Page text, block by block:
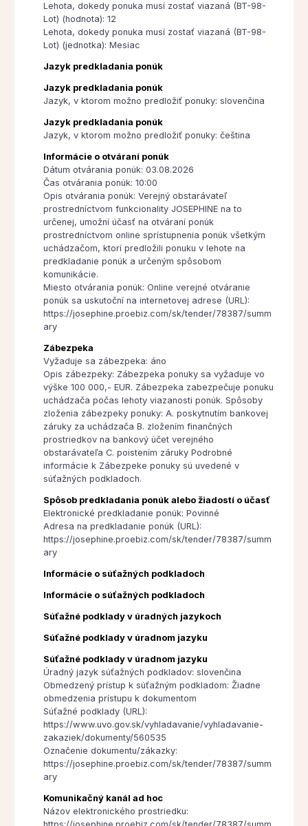
Lehota, dokedy ponuka musí zostať viazaná (BT-98-
Lot) (hodnota): 12
Lehota, dokedy ponuka musí zostať viazaná (BT-98-
Lot) (jednotka): Mesiac
Jazyk predkladania ponúk
Jazyk predkladania ponúk
Jazyk, v ktorom možno predložiť ponuky: slovenčina
Jazyk predkladania ponúk
Jazyk, v ktorom možno predložiť ponuky: čeština
Informácie o otváraní ponúk
Dátum otvárania ponúk: 03.08.2026
Čas otvárania ponúk: 10:00
Opis otvárania ponúk: Verejný obstarávateľ
prostredníctvom funkcionality JOSEPHINE na to
určenej, umožní účasť na otváraní ponúk
prostredníctvom online sprístupnenia ponúk všetkým
uchádzačom, ktorí predložili ponuku v lehote na
predkladanie ponúk a určeným spôsobom
komunikácie.
Miesto otvárania ponúk: Online verejné otváranie
ponúk sa uskutoční na internetovej adrese (URL):
https://josephine.proebiz.com/sk/tender/78387/summ
ary
Zábezpeka
Vyžaduje sa zábezpeka: áno
Opis zábezpeky: Zábezpeka ponuky sa vyžaduje vo
výške 100 000,- EUR. Zábezpeka zabezpečuje ponuku
uchádzača počas lehoty viazanosti ponúk. Spôsoby
zloženia zábezpeky ponuky: A. poskytnutím bankovej
záruky za uchádzača B. zložením finančných
prostriedkov na bankový účet verejného
obstarávateľa C. poistením záruky Podrobné
informácie k Zábezpeke ponuky sú uvedené v
súťažných podkladoch.
Spôsob predkladania ponúk alebo žiadostí o účasť
Elektronické predkladanie ponúk: Povinné
Adresa na predkladanie ponúk (URL):
https://josephine.proebiz.com/sk/tender/78387/summ
ary
Informácie o súťažných podkladoch
Informácie o súťažných podkladoch
Súťažné podklady v úradných jazykoch
Súťažné podklady v úradnom jazyku
Súťažné podklady v úradnom jazyku
Úradný jazyk súťažných podkladov: slovenčina
Obmedzený prístup k súťažným podkladom: Žiadne
obmedzenia prístupu k dokumentom
Súťažné podklady (URL):
https://www.uvo.gov.sk/vyhladavanie/vyhladavanie-
zakaziek/dokumenty/560535
Označenie dokumentu/zákazky:
https://josephine.proebiz.com/sk/tender/78387/summ
ary
Komunikačný kanál ad hoc
Názov elektronického prostriedku: